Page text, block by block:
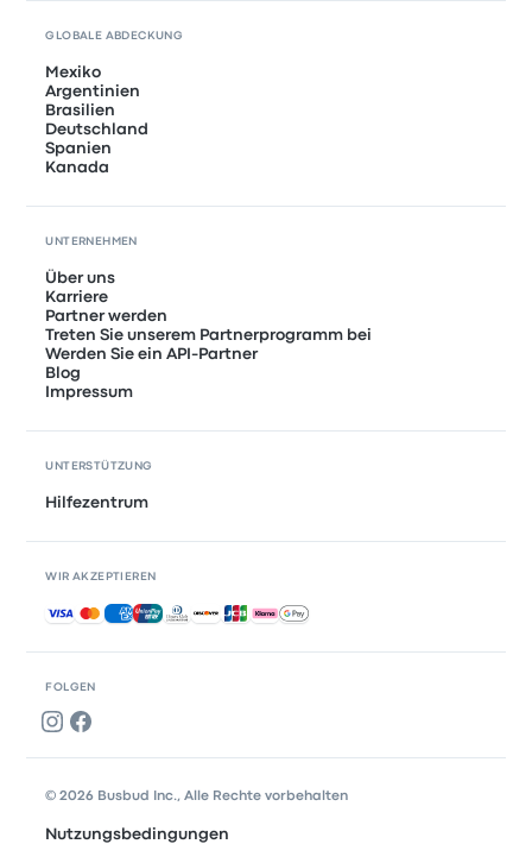
FOLGEN
GLOBALE ABDECKUNG
Mexiko
Argentinien
Brasilien
Deutschland
Spanien
Kanada
UNTERNEHMEN
Über uns
Karriere
Partner werden
Treten Sie unserem Partnerprogramm bei
Werden Sie ein API-Partner
Blog
Impressum
UNTERSTÜTZUNG
Hilfezentrum
WIR AKZEPTIEREN
Akzeptierte Zahlungsmethoden
© 2026 Busbud Inc., Alle Rechte vorbehalten
Nutzungsbedingungen